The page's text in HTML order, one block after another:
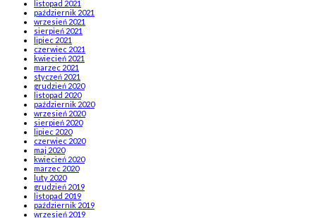
listopad 2021
październik 2021
wrzesień 2021
sierpień 2021
lipiec 2021
czerwiec 2021
kwiecień 2021
marzec 2021
styczeń 2021
grudzień 2020
listopad 2020
październik 2020
wrzesień 2020
sierpień 2020
lipiec 2020
czerwiec 2020
maj 2020
kwiecień 2020
marzec 2020
luty 2020
grudzień 2019
listopad 2019
październik 2019
wrzesień 2019